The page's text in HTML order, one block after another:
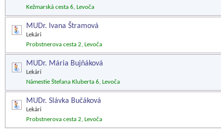
Kežmarská cesta 6, Levoča
MUDr. Ivana Štramová
Lekári
Probstnerova cesta 2, Levoča
MUDr. Mária Bujňáková
Lekári
Námestie Štefana Kluberta 6, Levoča
MUDr. Slávka Bučáková
Lekári
Probstnerova cesta 2, Levoča